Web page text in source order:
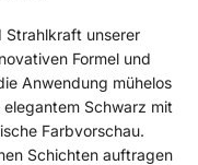
Strahlkraft unserer
Formel und
Anwendung mühelos
elegantem Schwarz mit
Farbvorschau.
Schichten auftragen